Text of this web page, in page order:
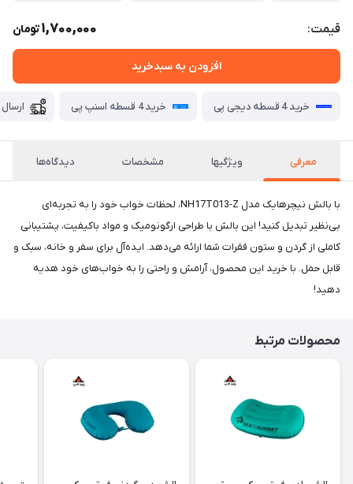
قیمت: 1,700,000تومان
افزودن به سبدخرید
خرید 4 قسطه دیجی پی خرید 4 قسطه اسنپ پی
معرفی ویژگیها مشخصات دیدگاه‌ها
با بالش نیچرهایک مدل NH17T013-Z، لحظات خواب خود را به تجربه‌ای
بی‌نظیر تبدیل کنید! این بالش با طراحی ارگونومیک و مواد باکیفیت، پشتیبانی
کاملی از گردن و ستون فقرات شما ارائه می‌دهد. ایده‌آل برای سفر و خانه، سبک و
قابل حمل. با خرید این محصول، آرامش و راحتی را به خواب‌های خود هدیه
دهید!
محصولات مرتبط